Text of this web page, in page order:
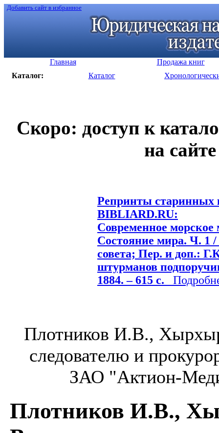
Добавить сайт в избранное
Главная
Продажа книг
Каталог:
Каталог
Скоро: доступ к
на
Репринты старинных
BIBLIARD.RU:
Современное морское
Состояние мира. Ч. 1
совета; Пер. и доп.:
штурманов
1884. – 615 с.
Плотников И.В.,
следователю и
ЗАО "Актион-
Плотников И.В.,